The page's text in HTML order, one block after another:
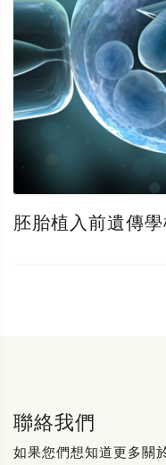
胚胎植入前遺傳學
聯絡我們
如果您們想知道更多關